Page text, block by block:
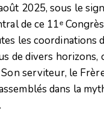
2025, sous le
de ce 11ᵉ
les coordinations
de divers horizons,
serviteur, le
dans la